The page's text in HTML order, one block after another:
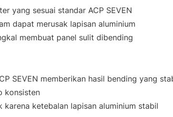
yang sesuai standar ACP SEVEN
dapat merusak lapisan aluminium
membuat panel sulit dibending
SEVEN memberikan hasil bending yang
konsisten
karena ketebalan lapisan aluminium stabil